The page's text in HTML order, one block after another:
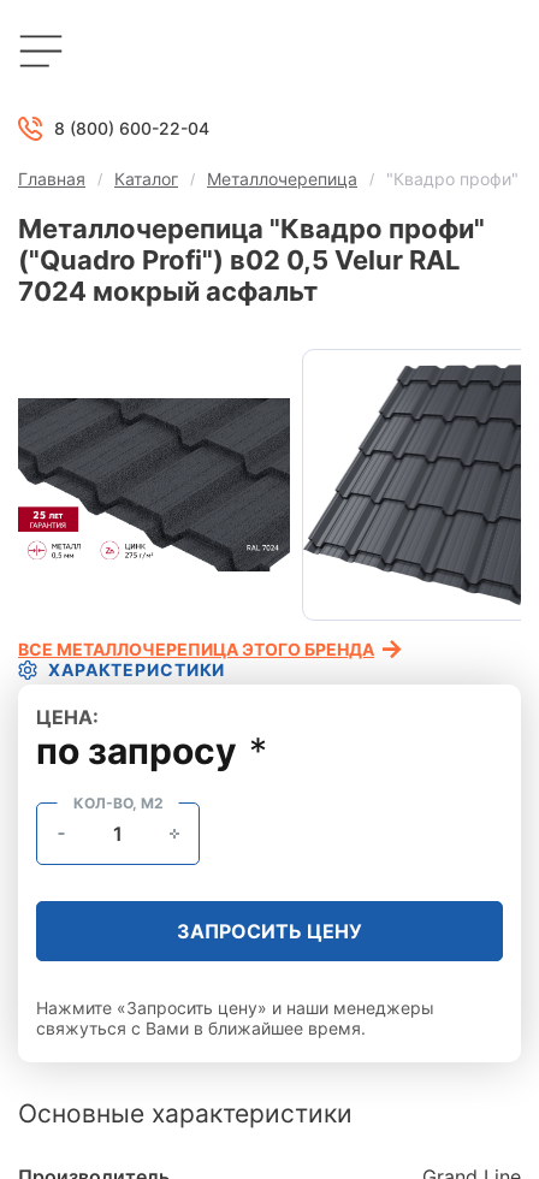
8 (800) 600-22-04
Главная Каталог Металлочерепица "Квадро профи"
Металлочерепица "Квадро профи"
("Quadro Profi") в02 0,5 Velur RAL
7024 мокрый асфальт
ХАРАКТЕРИСТИКИ
ВСЕ МЕТАЛЛОЧЕРЕПИЦА ЭТОГО БРЕНДА
ЦЕНА:
по запросу *
КОЛ-ВО, М2
ЗАПРОСИТЬ ЦЕНУ
Нажмите «Запросить цену» и наши менеджеры
свяжуться с Вами в ближайшее время.
Основные характеристики